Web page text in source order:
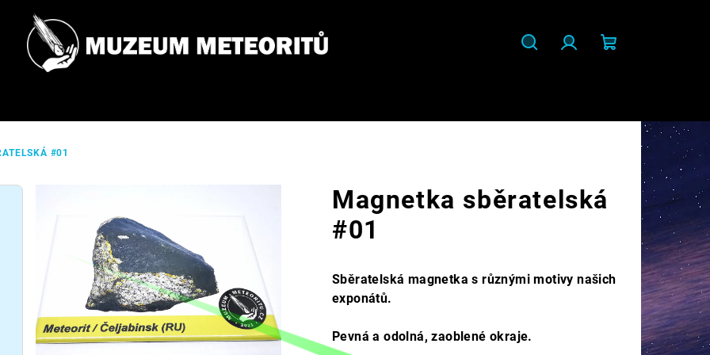
#01
Magnetka sběratelská
#01
Sběratelská magnetka s různými motivy našich
exponátů.
Pevná a odolná, zaoblené okraje.